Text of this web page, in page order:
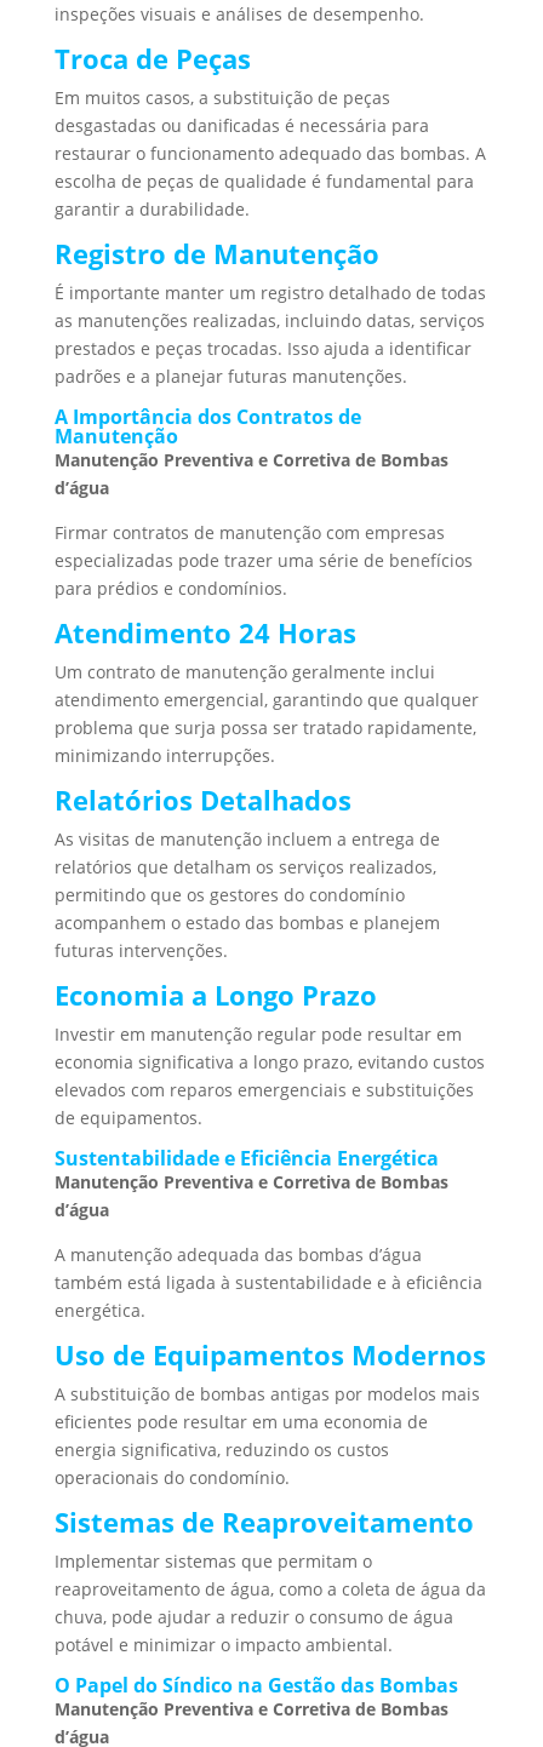
inspeções visuais e análises de desempenho.
Troca de Peças
Em muitos casos, a substituição de peças
desgastadas ou danificadas é necessária para
restaurar o funcionamento adequado das bombas. A
escolha de peças de qualidade é fundamental para
garantir a durabilidade.
Registro de Manutenção
É importante manter um registro detalhado de todas
as manutenções realizadas, incluindo datas, serviços
prestados e peças trocadas. Isso ajuda a identificar
padrões e a planejar futuras manutenções.
A Importância dos Contratos de
Manutenção
Manutenção Preventiva e Corretiva de Bombas
d’água
Firmar contratos de manutenção com empresas
especializadas pode trazer uma série de benefícios
para prédios e condomínios.
Atendimento 24 Horas
Um contrato de manutenção geralmente inclui
atendimento emergencial, garantindo que qualquer
problema que surja possa ser tratado rapidamente,
minimizando interrupções.
Relatórios Detalhados
As visitas de manutenção incluem a entrega de
relatórios que detalham os serviços realizados,
permitindo que os gestores do condomínio
acompanhem o estado das bombas e planejem
futuras intervenções.
Economia a Longo Prazo
Investir em manutenção regular pode resultar em
economia significativa a longo prazo, evitando custos
elevados com reparos emergenciais e substituições
de equipamentos.
Sustentabilidade e Eficiência Energética
Manutenção Preventiva e Corretiva de Bombas
d’água
A manutenção adequada das bombas d’água
também está ligada à sustentabilidade e à eficiência
energética.
Uso de Equipamentos Modernos
A substituição de bombas antigas por modelos mais
eficientes pode resultar em uma economia de
energia significativa, reduzindo os custos
operacionais do condomínio.
Sistemas de Reaproveitamento
Implementar sistemas que permitam o
reaproveitamento de água, como a coleta de água da
chuva, pode ajudar a reduzir o consumo de água
potável e minimizar o impacto ambiental.
O Papel do Síndico na Gestão das Bombas
Manutenção Preventiva e Corretiva de Bombas
d’água